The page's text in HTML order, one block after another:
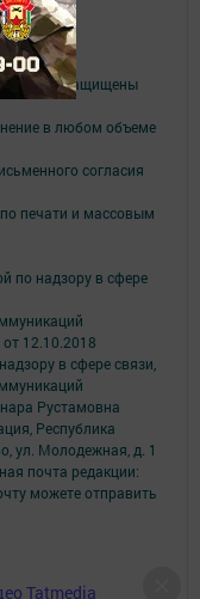
Tatmedia
сайте, защищены
в любом объеме
согласия
печати и массовым
по надзору в сфере
12.10.2018
в сфере связи,
Рустамовна
Республика
ул. Молодежная, д. 1
почта редакции:
можете отправить